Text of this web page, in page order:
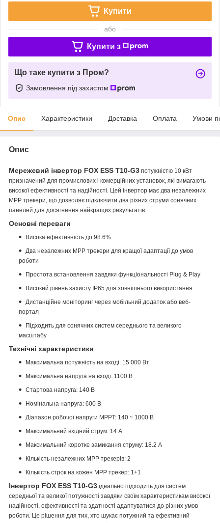
Купити
або
Купити з
Що таке купити з Пром?
Замовлення під захистом
Опис Характеристики Доставка Оплата Умови
Опис
Мережевий інвертор FOX ESS T10-G3 потужністю 10 кВт
призначений для промислових і комерційних установок, які вимагають
високої ефективності та надійності. Цей інвертор має два незалежних
MPP трекери, що дозволяє підключити два різних струми сонячних
панелей для досягнення найкращих результатів.
Основні переваги
Висока ефективність до 98.6%
Два незалежних MPP трекери для кращої адаптації до умов
роботи
Простота встановлення завдяки функціональності Plug & Play
Високий рівень захисту IP65 для зовнішнього використання
Дистанційне моніторинг через мобільний додаток або веб-
портал
Підходить для сонячних систем середнього та великого
масштабу
Технічні характеристики
Максимальна потужність на вході: 15 000 Вт
Максимальна напруга на вході: 1100 В
Стартова напруга: 140 В
Номінальна напруга: 600 В
Діапазон робочої напруги MPPT: 140 ~ 1000 В
Максимальний вхідний струм: 14 A
Максимальний коротке замикання струму: 18.2 A
Кількість незалежних MPP трекерів: 2
Кількість строк на кожен MPP трекер: 1+1
Інвертор FOX ESS T10-G3 ідеально підходить для систем
середньої та великої потужності завдяки своїм характеристикам високої
надійності, ефективності та здатності адаптуватися до різних умов
роботи. Це рішення для тих, хто шукає потужний та ефективний